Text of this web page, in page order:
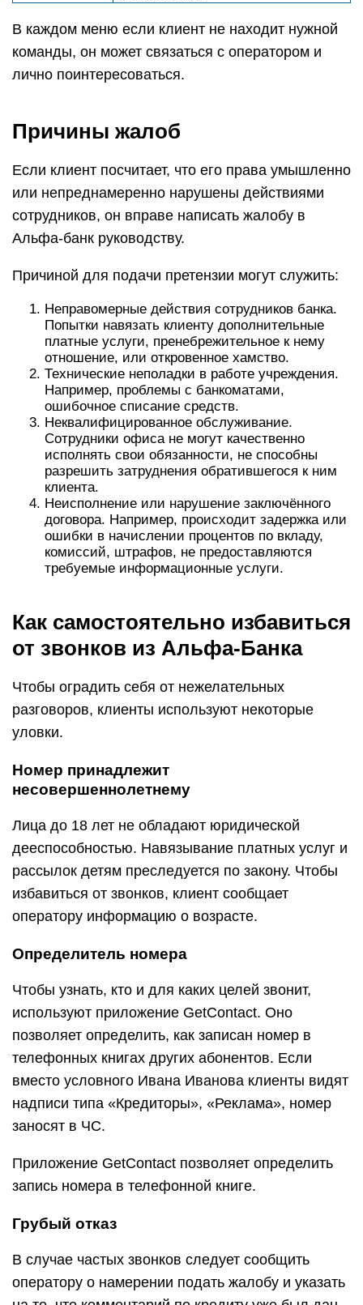
В каждом меню если клиент не находит нужной
команды, он может связаться с оператором и
лично поинтересоваться.
Причины жалоб
Если клиент посчитает, что его права умышленно
или непреднамеренно нарушены действиями
сотрудников, он вправе написать жалобу в
Альфа-банк руководству.
Причиной для подачи претензии могут служить:
Неправомерные действия сотрудников банка.
Попытки навязать клиенту дополнительные
платные услуги, пренебрежительное к нему
отношение, или откровенное хамство.
Технические неполадки в работе учреждения.
Например, проблемы с банкоматами,
ошибочное списание средств.
Неквалифицированное обслуживание.
Сотрудники офиса не могут качественно
исполнять свои обязанности, не способны
разрешить затруднения обратившегося к ним
клиента.
Неисполнение или нарушение заключённого
договора. Например, происходит задержка или
ошибки в начислении процентов по вкладу,
комиссий, штрафов, не предоставляются
требуемые информационные услуги.
Как самостоятельно избавиться
от звонков из Альфа-Банка
Чтобы оградить себя от нежелательных
разговоров, клиенты используют некоторые
уловки.
Номер принадлежит
несовершеннолетнему
Лица до 18 лет не обладают юридической
дееспособностью. Навязывание платных услуг и
рассылок детям преследуется по закону. Чтобы
избавиться от звонков, клиент сообщает
оператору информацию о возрасте.
Определитель номера
Чтобы узнать, кто и для каких целей звонит,
используют приложение GetContact. Оно
позволяет определить, как записан номер в
телефонных книгах других абонентов. Если
вместо условного Ивана Иванова клиенты видят
надписи типа «Кредиторы», «Реклама», номер
заносят в ЧС.
Приложение GetContact позволяет определить
запись номера в телефонной книге.
Грубый отказ
В случае частых звонков следует сообщить
оператору о намерении подать жалобу и указать